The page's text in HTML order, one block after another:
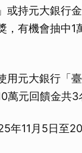
或持元大銀行
，有機會抽中1
用元大銀行「
萬元回饋金共3
年11月5日至